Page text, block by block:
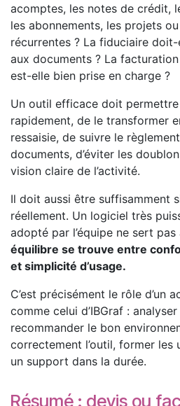
acomptes, les notes de crédit,
les abonnements, les projets
récurrentes ? La fiduciaire
aux documents ? La
est-elle bien prise en charge ?
Un outil efficace doit
rapidement, de le transformer
ressaisie, de suivre le
documents, d’éviter les
vision claire de l’activité.
Il doit aussi être suffisamment
réellement. Un logiciel très
adopté par l’équipe ne sert
équilibre se trouve entre
et simplicité d’usage.
C’est précisément le rôle d’un
comme celui d’IBGraf :
recommander le bon
correctement l’outil, former les
un support dans la durée.
Résumé : devis ou